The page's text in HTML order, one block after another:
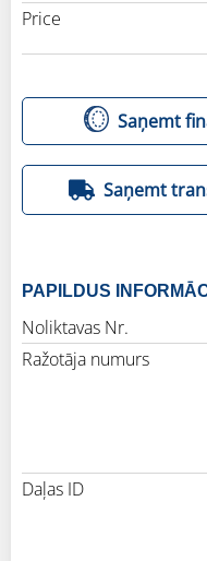
Price
Saņemt
Saņemt
PAPILDUS
Noliktavas Nr.
Ražotāja numurs
Daļas ID